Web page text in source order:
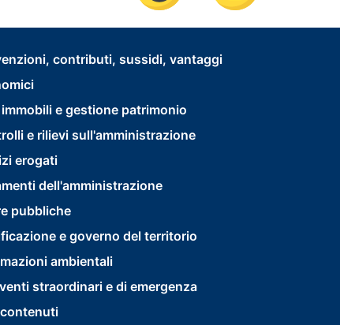
contributi, sussidi, vantaggi
immobili e gestione patrimonio
e rilievi sull'amministrazione
erogati
dell'amministrazione
pubbliche
e governo del territorio
ambientali
straordinari e di emergenza